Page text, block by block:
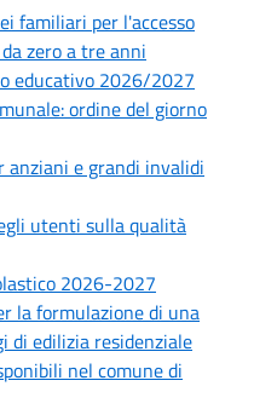
familiari per l'accesso
zero a tre anni
educativo 2026/2027
ordine del giorno
e grandi invalidi
utenti sulla qualità
2026-2027
la formulazione di una
di edilizia residenziale
nel comune di